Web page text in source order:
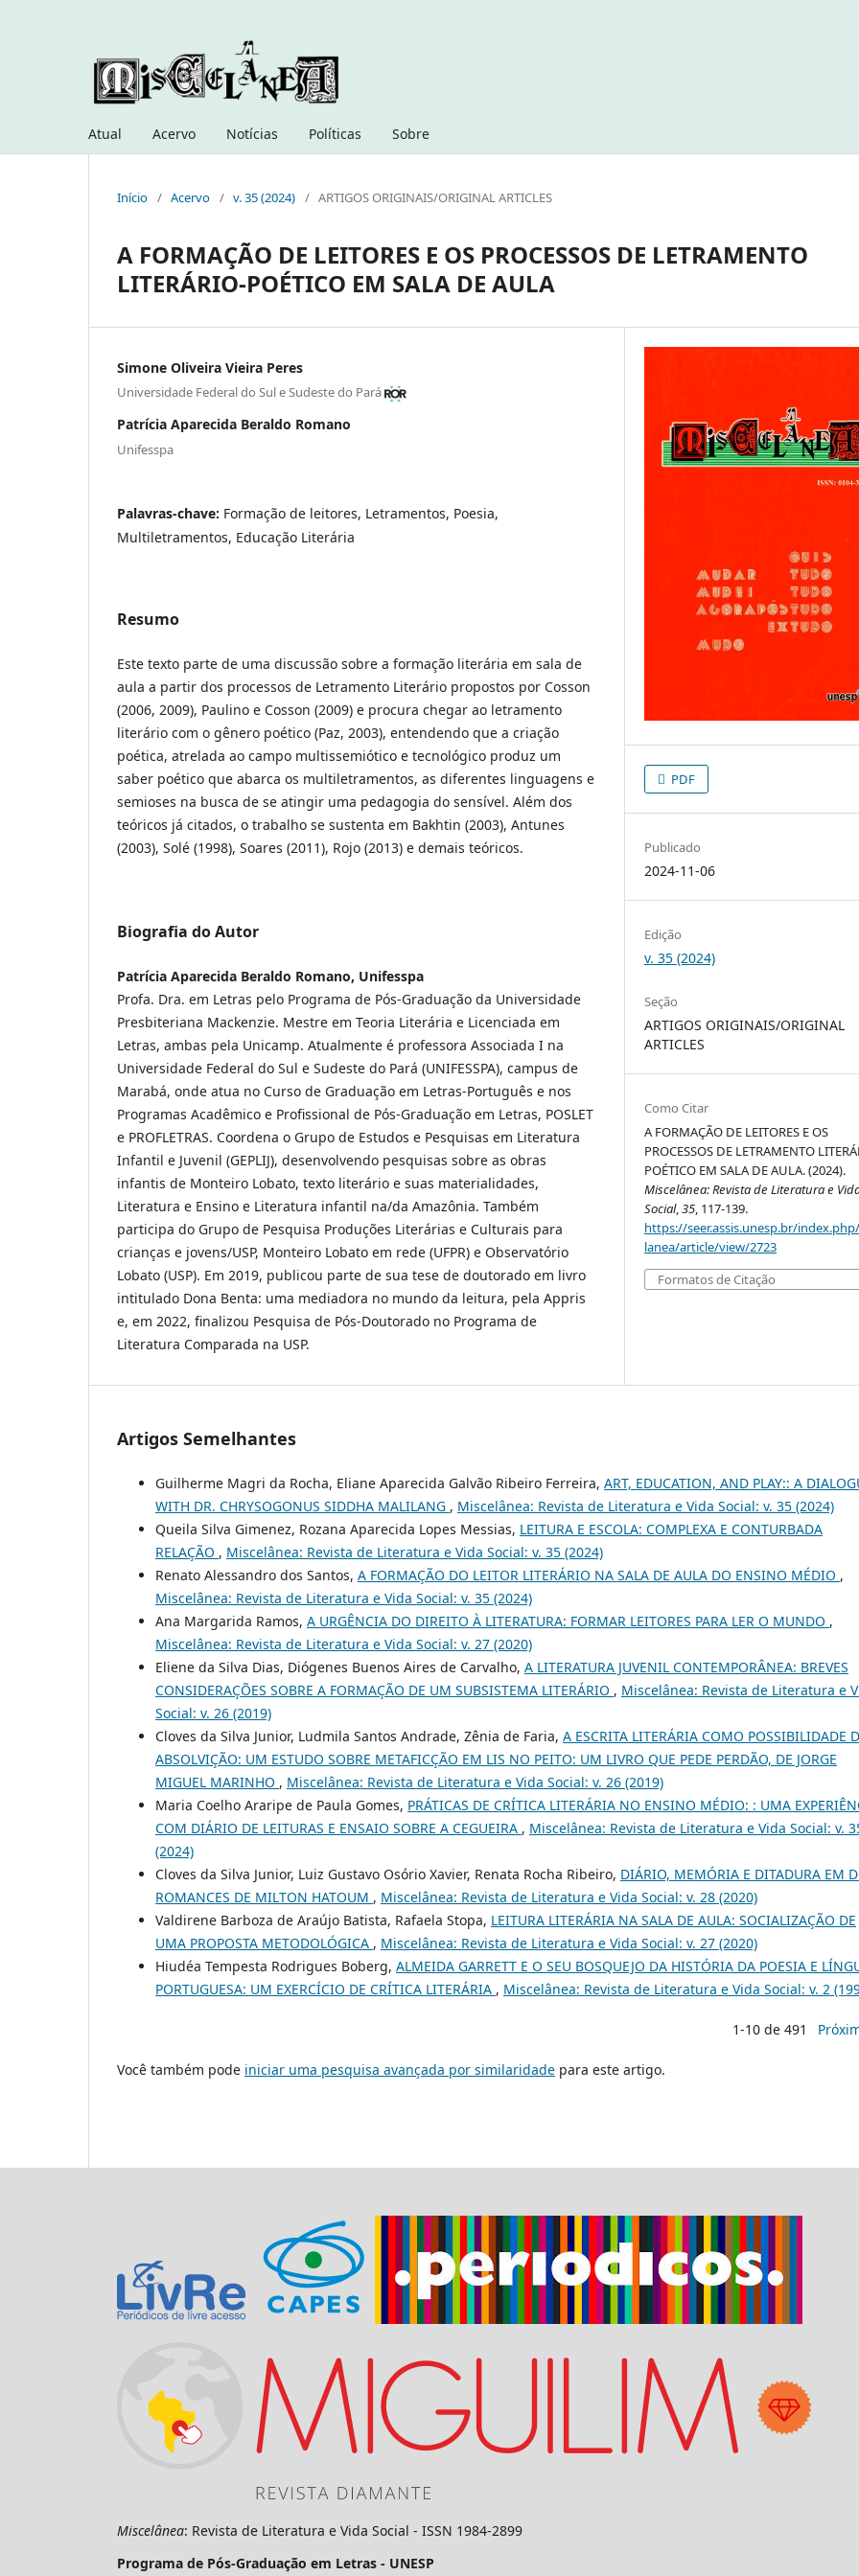
Atual Acervo Notícias Políticas Sobre
Início / Acervo / v. 35 (2024) / ARTIGOS ORIGINAIS/ORIGINAL ARTICLES
A FORMAÇÃO DE LEITORES E OS PROCESSOS DE LETRAMENTO
LITERÁRIO-POÉTICO EM SALA DE AULA
Simone Oliveira Vieira Peres
Universidade Federal do Sul e Sudeste do Pará
Patrícia Aparecida Beraldo Romano
Unifesspa
Palavras-chave: Formação de leitores, Letramentos, Poesia,
Multiletramentos, Educação Literária
Resumo
Este texto parte de uma discussão sobre a formação literária em sala de
aula a partir dos processos de Letramento Literário propostos por Cosson
(2006, 2009), Paulino e Cosson (2009) e procura chegar ao letramento
literário com o gênero poético (Paz, 2003), entendendo que a criação
poética, atrelada ao campo multissemiótico e tecnológico produz um
saber poético que abarca os multiletramentos, as diferentes linguagens e
semioses na busca de se atingir uma pedagogia do sensível. Além dos
teóricos já citados, o trabalho se sustenta em Bakhtin (2003), Antunes
(2003), Solé (1998), Soares (2011), Rojo (2013) e demais teóricos.
Biografia do Autor
Patrícia Aparecida Beraldo Romano, Unifesspa
Profa. Dra. em Letras pelo Programa de Pós-Graduação da Universidade
Presbiteriana Mackenzie. Mestre em Teoria Literária e Licenciada em
Letras, ambas pela Unicamp. Atualmente é professora Associada I na
Universidade Federal do Sul e Sudeste do Pará (UNIFESSPA), campus de
Marabá, onde atua no Curso de Graduação em Letras-Português e nos
Programas Acadêmico e Profissional de Pós-Graduação em Letras, POSLET
e PROFLETRAS. Coordena o Grupo de Estudos e Pesquisas em Literatura
Infantil e Juvenil (GEPLIJ), desenvolvendo pesquisas sobre as obras
infantis de Monteiro Lobato, texto literário e suas materialidades,
Literatura e Ensino e Literatura infantil na/da Amazônia. Também
participa do Grupo de Pesquisa Produções Literárias e Culturais para
crianças e jovens/USP, Monteiro Lobato em rede (UFPR) e Observatório
Lobato (USP). Em 2019, publicou parte de sua tese de doutorado em livro
intitulado Dona Benta: uma mediadora no mundo da leitura, pela Appris
e, em 2022, finalizou Pesquisa de Pós-Doutorado no Programa de
Literatura Comparada na USP.
PDF
Publicado
2024-11-06
Edição
v. 35 (2024)
Seção
ARTIGOS ORIGINAIS/ORIGINAL
ARTICLES
Como Citar
A FORMAÇÃO DE LEITORES E OS
PROCESSOS DE LETRAMENTO
POÉTICO EM SALA DE AULA. (2024).
Miscelânea: Revista de Literatura e
Social,35, 117-139.
https://seer.assis.unesp.br/
lanea/article/view/2723
Formatos de Citação
Artigos Semelhantes
Guilherme Magri da Rocha, Eliane Aparecida Galvão Ribeiro Ferreira, ART, EDUCATION, AND PLAY:: A
WITH DR. CHRYSOGONUS SIDDHA MALILANG , Miscelânea: Revista de Literatura e Vida Social: v. 35 (2024)
Queila Silva Gimenez, Rozana Aparecida Lopes Messias, LEITURA E ESCOLA: COMPLEXA E CONTURBADA
RELAÇÃO , Miscelânea: Revista de Literatura e Vida Social: v. 35 (2024)
Renato Alessandro dos Santos, A FORMAÇÃO DO LEITOR LITERÁRIO NA SALA DE AULA DO ENSINO MÉDIO ,
Miscelânea: Revista de Literatura e Vida Social: v. 35 (2024)
Ana Margarida Ramos, A URGÊNCIA DO DIREITO À LITERATURA: FORMAR LEITORES PARA LER O MUNDO ,
Miscelânea: Revista de Literatura e Vida Social: v. 27 (2020)
Eliene da Silva Dias, Diógenes Buenos Aires de Carvalho, A LITERATURA JUVENIL CONTEMPORÂNEA: BREVES
CONSIDERAÇÕES SOBRE A FORMAÇÃO DE UM SUBSISTEMA LITERÁRIO , Miscelânea: Revista de Literatura e
Social: v. 26 (2019)
Cloves da Silva Junior, Ludmila Santos Andrade, Zênia de Faria, A ESCRITA LITERÁRIA COMO POSSIBILIDADE
ABSOLVIÇÃO: UM ESTUDO SOBRE METAFICÇÃO EM LIS NO PEITO: UM LIVRO QUE PEDE PERDÃO, DE JORGE
MIGUEL MARINHO , Miscelânea: Revista de Literatura e Vida Social: v. 26 (2019)
Maria Coelho Araripe de Paula Gomes, PRÁTICAS DE CRÍTICA LITERÁRIA NO ENSINO MÉDIO: : UMA
COM DIÁRIO DE LEITURAS E ENSAIO SOBRE A CEGUEIRA , Miscelânea: Revista de Literatura e Vida Social: v.
(2024)
Cloves da Silva Junior, Luiz Gustavo Osório Xavier, Renata Rocha Ribeiro, DIÁRIO, MEMÓRIA E DITADURA EM
ROMANCES DE MILTON HATOUM , Miscelânea: Revista de Literatura e Vida Social: v. 28 (2020)
Valdirene Barboza de Araújo Batista, Rafaela Stopa, LEITURA LITERÁRIA NA SALA DE AULA: SOCIALIZAÇÃO DE
UMA PROPOSTA METODOLÓGICA , Miscelânea: Revista de Literatura e Vida Social: v. 27 (2020)
Hiudéa Tempesta Rodrigues Boberg, ALMEIDA GARRETT E O SEU BOSQUEJO DA HISTÓRIA DA POESIA E
PORTUGUESA: UM EXERCÍCIO DE CRÍTICA LITERÁRIA , Miscelânea: Revista de Literatura e Vida Social: v. 2
1-10 de 491
Você também pode iniciar uma pesquisa avançada por similaridade para este artigo.
Miscelânea: Revista de Literatura e Vida Social - ISSN 1984-2899
Programa de Pós-Graduação em Letras - UNESP